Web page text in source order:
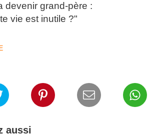
devenir grand-père :
vie est inutile ?"
aussi